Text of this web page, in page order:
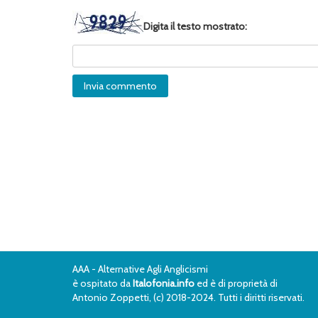
Digita il testo mostrato:
AAA - Alternative Agli Anglicismi
è ospitato daItalofonia.info ed è di proprietà di
Antonio Zoppetti, (c) 2018-2024. Tutti i diritti riservati.